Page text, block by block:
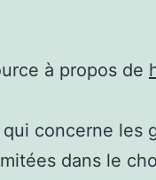
à propos de
qui concerne les
dans le